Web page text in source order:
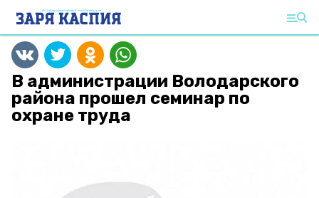
В администрации Володарского
района прошел семинар по
охране труда